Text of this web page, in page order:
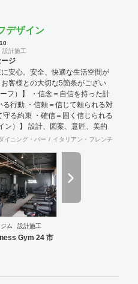
デザイン
設計施工
ジ
安心。安全、快適な生活空間が
客様との大切な5箇条がござい
フ）】 ・信念＝自信を持った計
る行動 ・信頼＝信じて頼られる対
守る約束 ・確信＝固く信じられる
ン）】 設計、図案、意匠、美的
の計画、作成 またデザインを通
行っております。 お客様のお悩
き合い、ご要望を最大限実現す
す。 施工後にお客様が笑顔を見
弊社にとってもっとも喜ばしい
ーム・リノベーションや注文住
させていただいております。 建
パート・マンションなど様々な
いており、色々な所にバラバラ
いただかなくとも、弊社にて一
も力を入れております。 他の施
イニング・バー イタリアン・フレンチ
ム 設計施工
Gym 24 市